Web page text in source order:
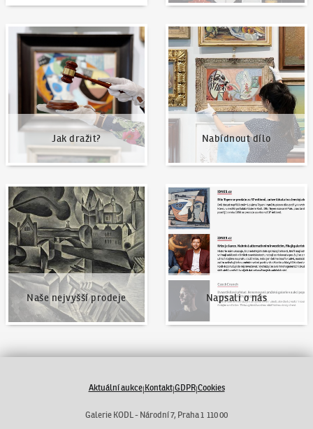
Jak dražit?
Jak dražit?
Nabídnout dílo
Nabídnout dílo
Naše nejvyšší prodeje
Naše nejvyšší prodeje
Napsali o nás
Napsali o nás
Aktuální aukce|Kontakt|GDPR|Cookies
Galerie KODL - Národní 7, Praha 1 110 00